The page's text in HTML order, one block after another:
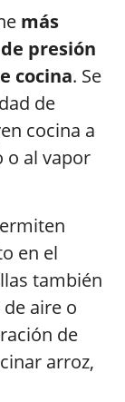
más
presión
cocina. Se
de
cocina a
o al vapor
en el
también
aire o
de
arroz,